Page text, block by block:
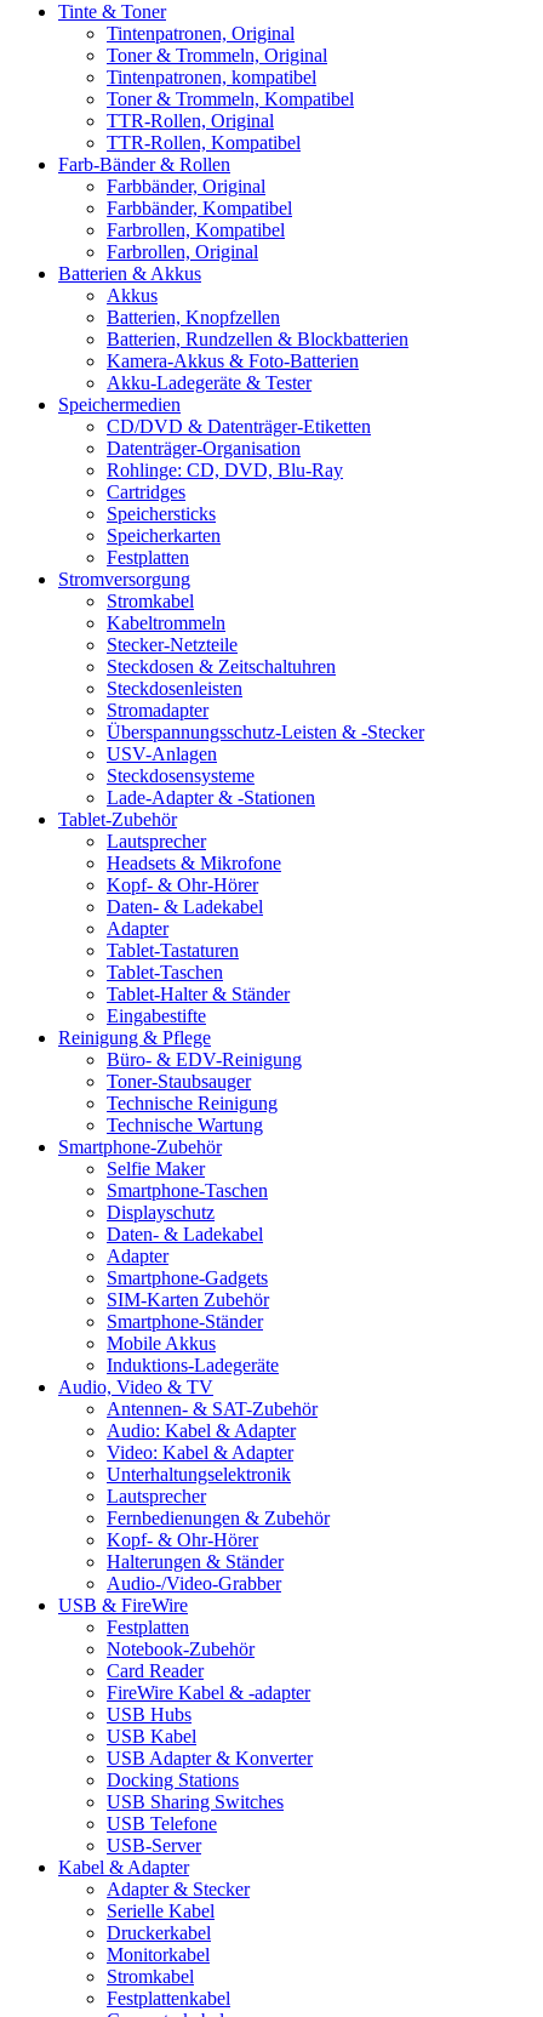
Tinte & Toner
Tintenpatronen, Original
Toner & Trommeln, Original
Tintenpatronen, kompatibel
Toner & Trommeln, Kompatibel
TTR-Rollen, Original
TTR-Rollen, Kompatibel
Farb-Bänder & Rollen
Farbbänder, Original
Farbbänder, Kompatibel
Farbrollen, Kompatibel
Farbrollen, Original
Batterien & Akkus
Akkus
Batterien, Knopfzellen
Batterien, Rundzellen & Blockbatterien
Kamera-Akkus & Foto-Batterien
Akku-Ladegeräte & Tester
Speichermedien
CD/DVD & Datenträger-Etiketten
Datenträger-Organisation
Rohlinge: CD, DVD, Blu-Ray
Cartridges
Speichersticks
Speicherkarten
Festplatten
Stromversorgung
Stromkabel
Kabeltrommeln
Stecker-Netzteile
Steckdosen & Zeitschaltuhren
Steckdosenleisten
Stromadapter
Überspannungsschutz-Leisten & -Stecker
USV-Anlagen
Steckdosensysteme
Lade-Adapter & -Stationen
Tablet-Zubehör
Lautsprecher
Headsets & Mikrofone
Kopf- & Ohr-Hörer
Daten- & Ladekabel
Adapter
Tablet-Tastaturen
Tablet-Taschen
Tablet-Halter & Ständer
Eingabestifte
Reinigung & Pflege
Büro- & EDV-Reinigung
Toner-Staubsauger
Technische Reinigung
Technische Wartung
Smartphone-Zubehör
Selfie Maker
Smartphone-Taschen
Displayschutz
Daten- & Ladekabel
Adapter
Smartphone-Gadgets
SIM-Karten Zubehör
Smartphone-Ständer
Mobile Akkus
Induktions-Ladegeräte
Audio, Video & TV
Antennen- & SAT-Zubehör
Audio: Kabel & Adapter
Video: Kabel & Adapter
Unterhaltungselektronik
Lautsprecher
Fernbedienungen & Zubehör
Kopf- & Ohr-Hörer
Halterungen & Ständer
Audio-/Video-Grabber
USB & FireWire
Festplatten
Notebook-Zubehör
Card Reader
FireWire Kabel & -adapter
USB Hubs
USB Kabel
USB Adapter & Konverter
Docking Stations
USB Sharing Switches
USB Telefone
USB-Server
Kabel & Adapter
Adapter & Stecker
Serielle Kabel
Druckerkabel
Monitorkabel
Stromkabel
Festplattenkabel